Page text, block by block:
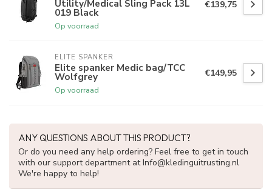
Utility/Medical Sling Pack 13L
019 Black
Op voorraad
€139,75
ELITE SPANKER
Elite spanker Medic bag/TCC
Wolfgrey
Op voorraad
€149,95
ANY QUESTIONS ABOUT THIS PRODUCT?
Or do you need any help ordering? Feel free to get in touch
with our support department atInfo@kledinguitrusting.nl
We're happy to help!